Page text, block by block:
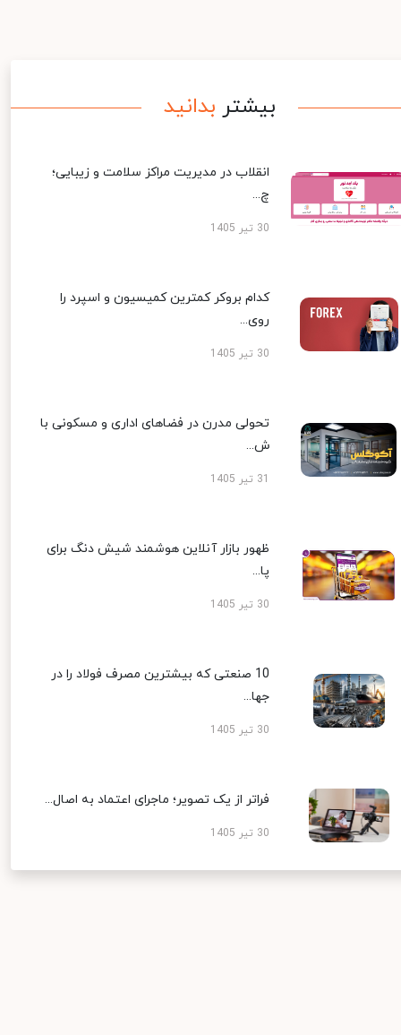
بیشتر بدانید
انقلاب در مدیریت مراکز سلامت و زیبایی؛
چ...
30 تیر 1405
کدام بروکر کمترین کمیسیون و اسپرد را
روی...
30 تیر 1405
تحولی مدرن در فضاهای اداری و مسکونی با
ش...
ظهور بازار آنلاین هوشمند شیش دنگ برای
پا...
30 تیر 1405
10 صنعتی که بیشترین مصرف فولاد را در
جها...
30 تیر 1405
فراتر از یک تصویر؛ ماجرای اعتماد به اصال...
30 تیر 1405